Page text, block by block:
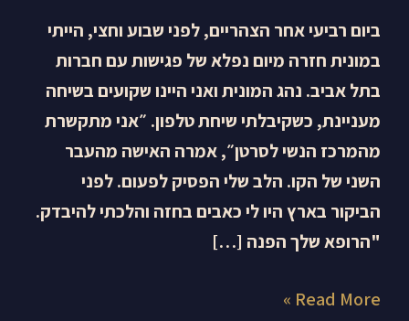
ביום רביעי אחר הצהריים, לפני שבוע וחצי, הייתי
במונית חזרה מיום נפלא של פגישות עם חברות
בתל אביב. נהג המונית ואני היינו שקועים בשיחה
מעניינת, כשקיבלתי שיחת טלפון. ״אני מתקשרת
מהמרכז הנשי לסרטן״, אמרה האישה מהעבר
השני של הקו. הלב שלי הפסיק לפעום. לפני
הביקור בארץ היו לי כאבים בחזה והלכתי להיבדק.
"הרופא שלך הפנה […]
Read More »